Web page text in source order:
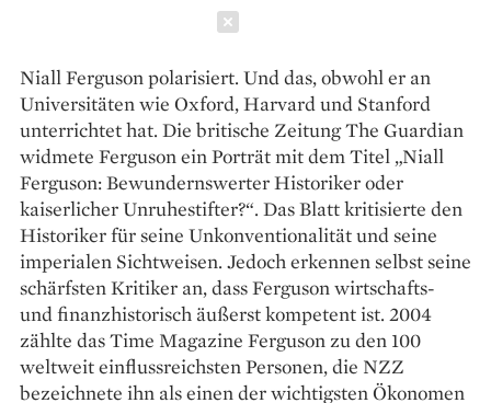
Niall Ferguson polarisiert. Und das, obwohl er an
Universitäten wie Oxford, Harvard und Stanford
unterrichtet hat. Die britische Zeitung The Guardian
widmete Ferguson ein Porträt mit dem Titel „Niall
Ferguson: Bewundernswerter Historiker oder
kaiserlicher Unruhestifter?“. Das Blatt kritisierte den
Historiker für seine Unkonventio­nalität und seine
imperialen Sichtweisen. Jedoch erkennen selbst seine
schärfsten Kritiker an, dass Ferguson wirtschafts-
und finanzhistorisch äußerst kompetent ist. 2004
zählte das Time Magazine Ferguson zu den 100
weltweit einflussreichsten Per­sonen, die NZZ
bezeichnete ihn als einen der wichtigsten Öko­nomen